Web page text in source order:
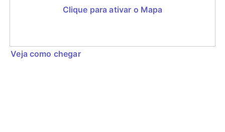
Clique para ativar o Mapa
Veja como chegar